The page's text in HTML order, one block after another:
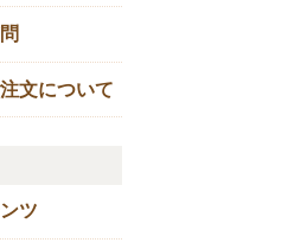
文について
ツ